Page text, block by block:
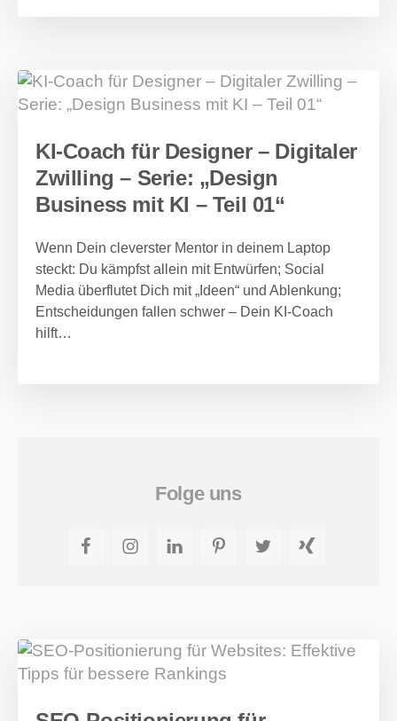
KI-Coach für Designer – Digitaler
Zwilling – Serie: „Design
Business mit KI – Teil 01“
Wenn Dein cleverster Mentor in deinem Laptop
steckt: Du kämpfst allein mit Entwürfen; Social
Media überflutet Dich mit „Ideen“ und Ablenkung;
Entscheidungen fallen schwer – Dein KI-Coach
hilft…
Folge uns
FacebookInstagramLinkedInPinterestTwitterXing